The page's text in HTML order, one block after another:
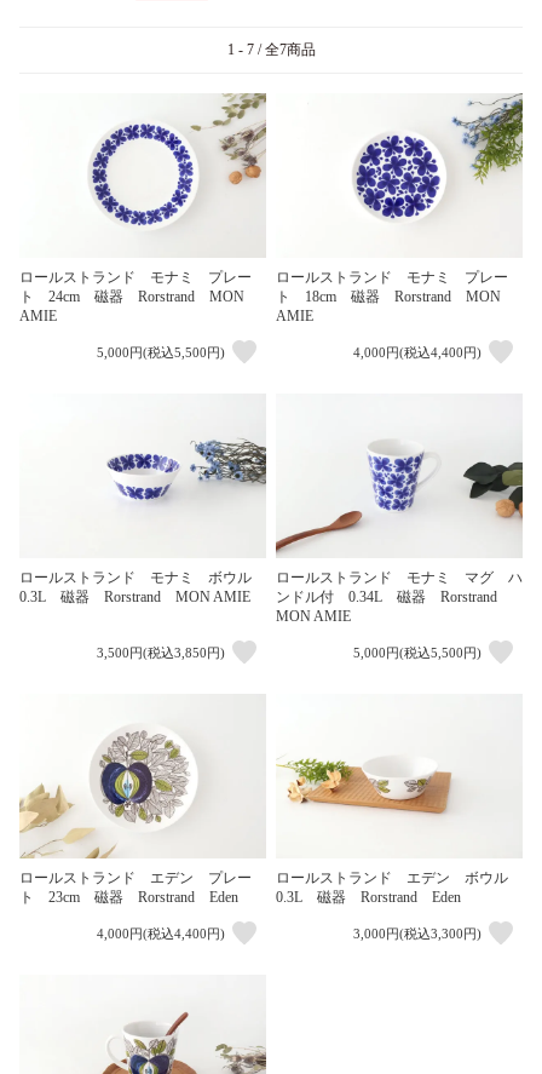
1 - 7 / 全7商品
ロールストランド モナミ プレー
ト 24cm 磁器 Rorstrand MON
AMIE
5,000円(税込5,500円)
ロールストランド モナミ プレー
ト 18cm 磁器 Rorstrand MON
AMIE
4,000円(税込4,400円)
ロールストランド モナミ ボウル
0.3L 磁器 Rorstrand MON AMIE
3,500円(税込3,850円)
ロールストランド モナミ マグ ハ
ンドル付 0.34L 磁器 Rorstrand
MON AMIE
5,000円(税込5,500円)
ロールストランド エデン プレー
ト 23cm 磁器 Rorstrand Eden
4,000円(税込4,400円)
ロールストランド エデン ボウル
0.3L 磁器 Rorstrand Eden
3,000円(税込3,300円)